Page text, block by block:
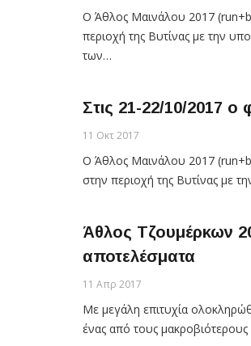
Ο Άθλος Μαινάλου 2017
περιοχή της Βυτίνας με την
των…
Στις 21-22/10/2017 ο
11 Οκτ 2017
Ο Άθλος Μαινάλου 2017
στην περιοχή της Βυτίνας με
Άθλος Τζουμέρκων
αποτελέσματα
11 Απρ 2017
Με μεγάλη επιτυχία
ένας από τους